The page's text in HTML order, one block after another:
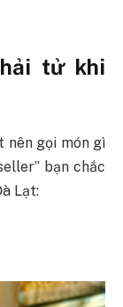
tử khi
nên gọi món gì
bạn chắc
Lạt: